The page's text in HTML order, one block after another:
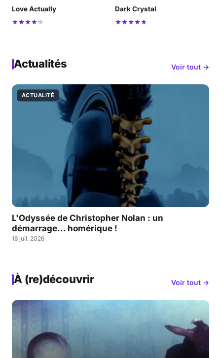
Love Actually Dark Crystal
Actualités Voir tout →
ACTUALITÉ
L'Odyssée de Christopher Nolan : un
démarrage... homérique !
18 juil. 2026
À (re)découvrir Voir tout →